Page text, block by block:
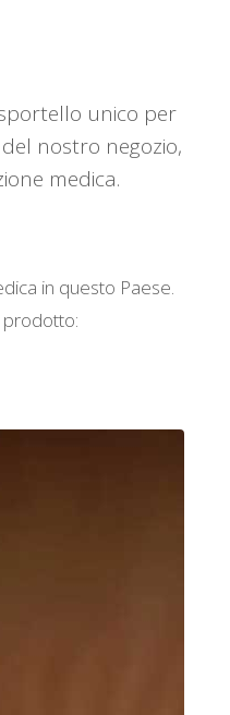
unico per
nostro negozio,
medica.
in questo Paese.
prodotto: